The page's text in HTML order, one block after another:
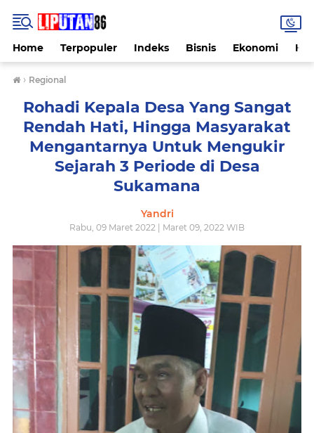
Home Terpopuler Indeks Bisnis Ekonomi
› Regional
Rohadi Kepala Desa Yang Sangat
Rendah Hati, Hingga Masyarakat
Mengantarnya Untuk Mengukir
Sejarah 3 Periode di Desa
Sukamana
Yandri
Rabu, 09 Maret 2022 | Maret 09, 2022 WIB